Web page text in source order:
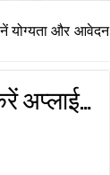
योग्यता और आवेदन
अप्लाई…